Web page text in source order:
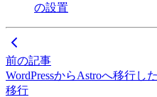
の設置
前の記事
WordPressからAstroへ移行し
移行